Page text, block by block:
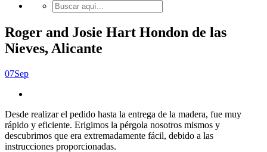
Roger and Josie Hart Hondon de las
Nieves, Alicante
07Sep
Desde realizar el pedido hasta la entrega de la madera, fue muy
rápido y eficiente. Erigimos la pérgola nosotros mismos y
descubrimos que era extremadamente fácil, debido a las
instrucciones proporcionadas.